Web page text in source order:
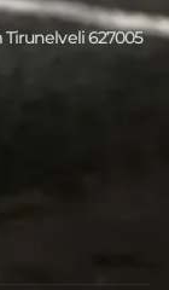
627005